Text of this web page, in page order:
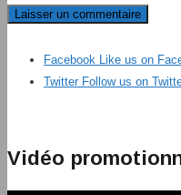
Facebook
Like us on
Twitter Follow us on
Vidéo